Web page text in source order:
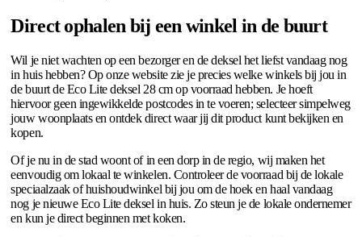
Direct ophalen bij een winkel in de buurt
Wil je niet wachten op een bezorger en de deksel het liefst vandaag nog
in huis hebben? Op onze website zie je precies welke winkels bij jou in
de buurt de Eco Lite deksel 28 cm op voorraad hebben. Je hoeft
hiervoor geen ingewikkelde postcodes in te voeren; selecteer simpelweg
jouw woonplaats en ontdek direct waar jij dit product kunt bekijken en
kopen.
Of je nu in de stad woont of in een dorp in de regio, wij maken het
eenvoudig om lokaal te winkelen. Controleer de voorraad bij de lokale
speciaalzaak of huishoudwinkel bij jou om de hoek en haal vandaag
nog je nieuwe Eco Lite deksel in huis. Zo steun je de lokale ondernemer
en kun je direct beginnen met koken.